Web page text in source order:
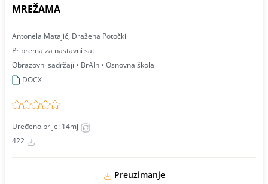
MREŽAMA
Antonela Matajić, Dražena Potočki
Priprema za nastavni sat
Obrazovni sadržaji • BrAIn • Osnovna škola
DOCX
Uređeno prije: 14mj
422
Preuzimanje